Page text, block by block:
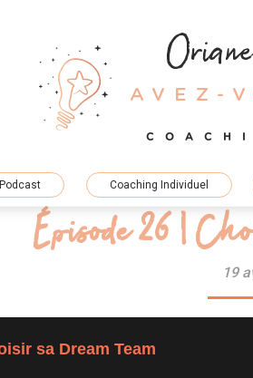
AVEZ-
Podcast Coaching Individuel
Épisode 26 |
19